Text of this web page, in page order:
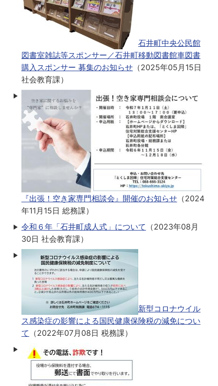
石井町中央公民館
図書室雑誌等スポンサー／石井町移動図書館車図書
購入スポンサー 募集のお知らせ （2025年05月15日
社会教育課）
『出張！空き家専門相談会』開催のお知らせ （2024
年11月15日 総務課）
令和６年「石井町成人式」について （2023年08月
30日 社会教育課）
新型コロナウイル
ス感染症の影響による国民健康保険税の減免につい
て （2022年07月08日 税務課）